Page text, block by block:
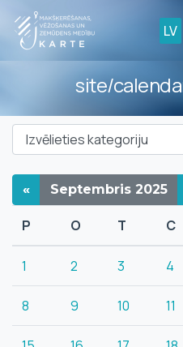
LV
site/
« Septembris 2025
P O T C
1 2 3 4
8 9 10 11